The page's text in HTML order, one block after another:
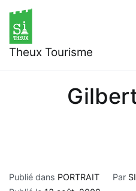
contenu
Theux Tourisme
Publié dans PORTRAIT Par